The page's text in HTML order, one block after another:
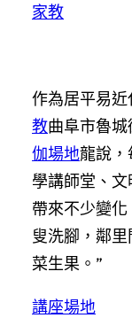
家教
作為居平易近
教曲阜市魯
伽場地龍說，
學講師堂、
帶來不少變
叟洗腳，鄰里
菜生果。”
講座場地